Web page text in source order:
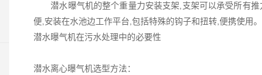
潜水曝气机的整个重量力安装支架,支架可以承受所有推
便,安装在水池边工作平台,包括特殊的钩子和扭转,便携使用。
潜水曝气机在污水处理中的必要性
潜水离心曝气机选型方法：